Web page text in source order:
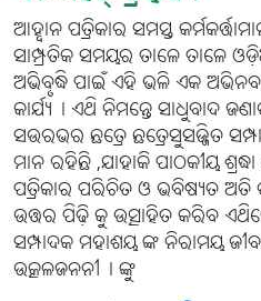
ଆହ୍ବାନ ପତ୍ରିକାର ସମସ୍ତ
ସାମ୍ପ୍ରତିକ ସମୟର ତାଳେ ତାଳେ
ଅଭିବୃଦ୍ଧି ପାଇଁ ଏହି ଭଳି ଏକ ଅଭିନବ
କାର୍ଯ୍ୟ। ଏଥି ନିମନ୍ତେ ସାଧୁବାଦ
ସଉରଭର ଛତ୍ରେ ଛତ୍ରେସୁସଜ୍ଜିତ
ମାନ ରହିଛି ,ଯାହାକି ପାଠକୀୟ
ପତ୍ରିକାର ପରିଚିତ ଓ ଭବିଷ୍ୟତ ଅତି
ଉତ୍ତର ପିଢ଼ି କୁ ଉତ୍ସାହିତ କରିବ
ସମ୍ପାଦକ ମହାଶୟ ଙ୍କ ନିରାମୟ
ଉତ୍କଳଜନନୀ। ଙ୍କୁ